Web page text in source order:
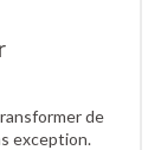
de
exception.